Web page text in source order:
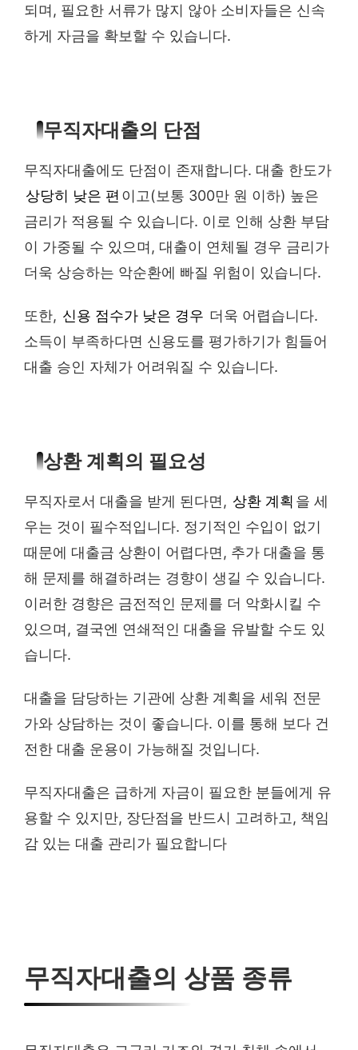
되며, 필요한 서류가 많지 않아 소비자들은 신속
하게 자금을 확보할 수 있습니다.
무직자대출의 단점
무직자대출에도 단점이 존재합니다. 대출 한도가
상당히 낮은 편 이고(보통 300만 원 이하) 높은
금리가 적용될 수 있습니다. 이로 인해 상환 부담
이 가중될 수 있으며, 대출이 연체될 경우 금리가
더욱 상승하는 악순환에 빠질 위험이 있습니다.
또한, 신용 점수가 낮은 경우 더욱 어렵습니다.
소득이 부족하다면 신용도를 평가하기가 힘들어
대출 승인 자체가 어려워질 수 있습니다.
상환 계획의 필요성
무직자로서 대출을 받게 된다면, 상환 계획 을 세
우는 것이 필수적입니다. 정기적인 수입이 없기
때문에 대출금 상환이 어렵다면, 추가 대출을 통
해 문제를 해결하려는 경향이 생길 수 있습니다.
이러한 경향은 금전적인 문제를 더 악화시킬 수
있으며, 결국엔 연쇄적인 대출을 유발할 수도 있
습니다.
대출을 담당하는 기관에 상환 계획을 세워 전문
가와 상담하는 것이 좋습니다. 이를 통해 보다 건
전한 대출 운용이 가능해질 것입니다.
무직자대출은 급하게 자금이 필요한 분들에게 유
용할 수 있지만, 장단점을 반드시 고려하고, 책임
감 있는 대출 관리가 필요합니다
무직자대출의 상품 종류